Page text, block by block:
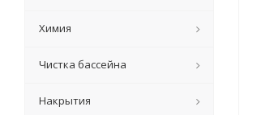
Химия
Чистка бассейна
Накрытия